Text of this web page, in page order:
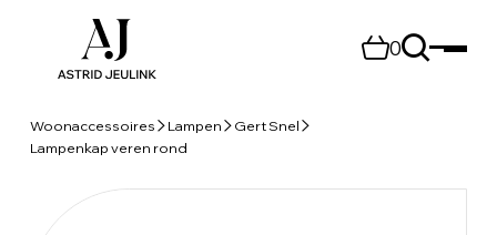
0
Woonaccessoires Lampen
Gert Snel
Lampenkap veren rond